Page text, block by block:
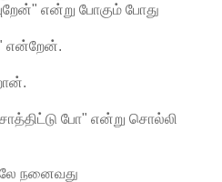
என்று போகும் போது
என்றேன்.
போ" என்று சொல்லி
நனைவது